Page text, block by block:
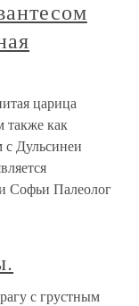
царица
также как
Дульсинеи
Софьи Палеолог
с грустным